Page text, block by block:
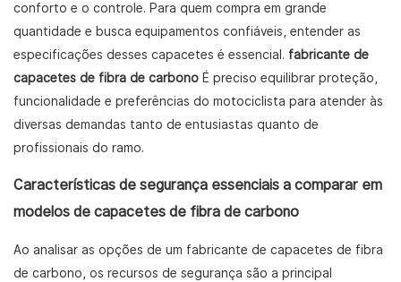
conforto e o controle. Para quem compra em grande
quantidade e busca equipamentos confiáveis, entender as
especificações desses capacetes é essencial. fabricante de
capacetes de fibra de carbono É preciso equilibrar proteção,
funcionalidade e preferências do motociclista para atender às
diversas demandas tanto de entusiastas quanto de
profissionais do ramo.
Características de segurança essenciais a comparar em
modelos de capacetes de fibra de carbono
Ao analisar as opções de um fabricante de capacetes de fibra
de carbono, os recursos de segurança são a principal